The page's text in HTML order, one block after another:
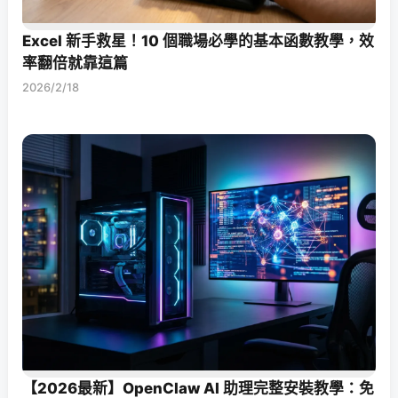
Excel 新手救星！10 個職場必學的基本函數教學，效
率翻倍就靠這篇
2026/2/18
【2026最新】OpenClaw AI 助理完整安裝教學：免